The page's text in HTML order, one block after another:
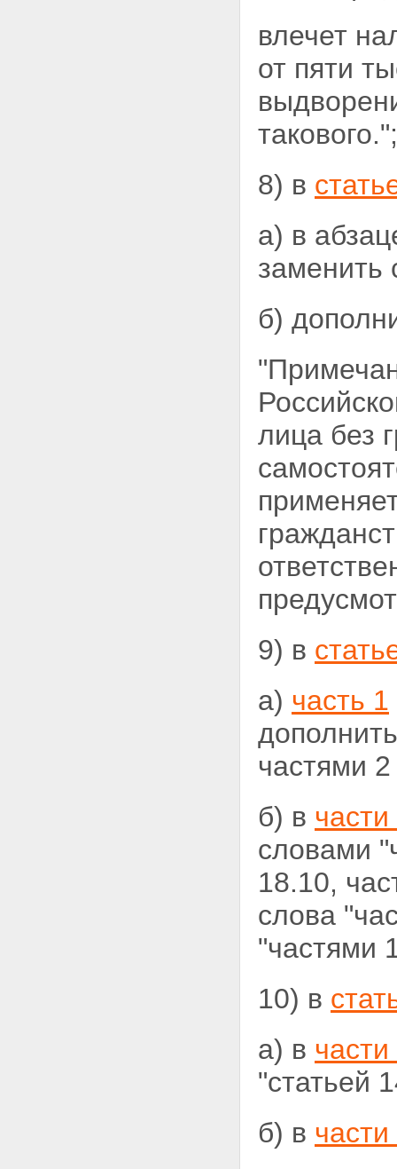
влечет
от пяти
такового.";
8) в
а) в
заменить
б)
лица без
9) в
а) часть 1
частями
б) в части
словами
18.10,
слова
"частями
10) в
а) в части
"статьей
б) в части